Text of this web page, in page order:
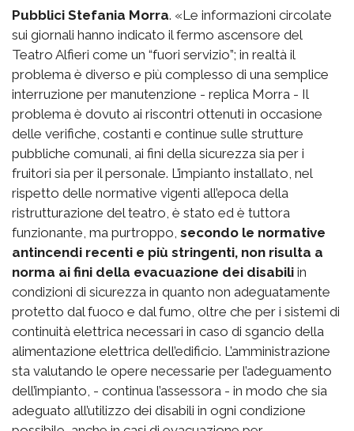
Pubblici Stefania Morra. «Le informazioni circolate
sui giornali hanno indicato il fermo ascensore del
Teatro Alfieri come un “fuori servizio”; in realtà il
problema è diverso e più complesso di una semplice
interruzione per manutenzione - replica Morra - Il
problema è dovuto ai riscontri ottenuti in occasione
delle verifiche, costanti e continue sulle strutture
pubbliche comunali, ai fini della sicurezza sia per i
fruitori sia per il personale. L’impianto installato, nel
rispetto delle normative vigenti all’epoca della
ristrutturazione del teatro, è stato ed è tuttora
funzionante, ma purtroppo, secondo le normative
antincendi recenti e più stringenti, non risulta a
norma ai fini della evacuazione dei disabili in
condizioni di sicurezza in quanto non adeguatamente
protetto dal fuoco e dal fumo, oltre che per i sistemi di
continuità elettrica necessari in caso di sgancio della
alimentazione elettrica dell’edificio. L’amministrazione
sta valutando le opere necessarie per l’adeguamento
dell’impianto, - continua l’assessora - in modo che sia
adeguato all’utilizzo dei disabili in ogni condizione